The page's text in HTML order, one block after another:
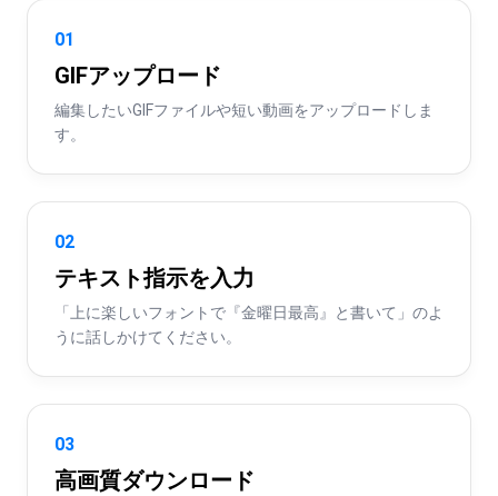
01
GIFアップロード
編集したいGIFファイルや短い動画をアップロードしま
す。
02
テキスト指示を入力
「上に楽しいフォントで『金曜日最高』と書いて」のよ
うに話しかけてください。
03
高画質ダウンロード